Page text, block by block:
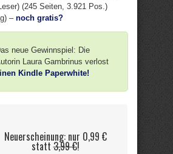
(245 Seiten, 3.921 Pos.)
– noch gratis?
neue Gewinnspiel: Die
Laura Gambrinus verlost
Kindle Paperwhite!
Neuerscheinung: nur 0,99 €
statt3,99 €!